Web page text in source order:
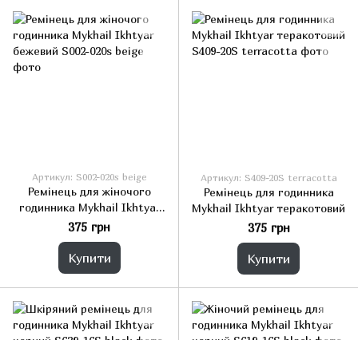
Артикул: S002-020s beige
Ремінець для жіночого
годинника Mykhail Ikhtyar
бежевий
375 грн
Купити
Артикул: S409-20S terracotta
Ремінець для годинника
Mykhail Ikhtyar теракотовий
375 грн
Купити